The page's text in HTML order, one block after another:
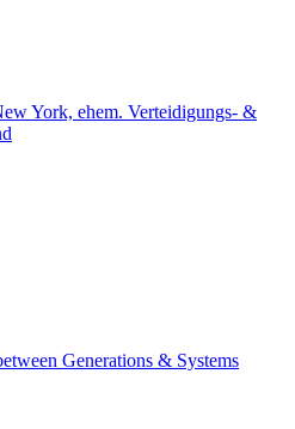
York, ehem. Verteidigungs- &
Generations & Systems